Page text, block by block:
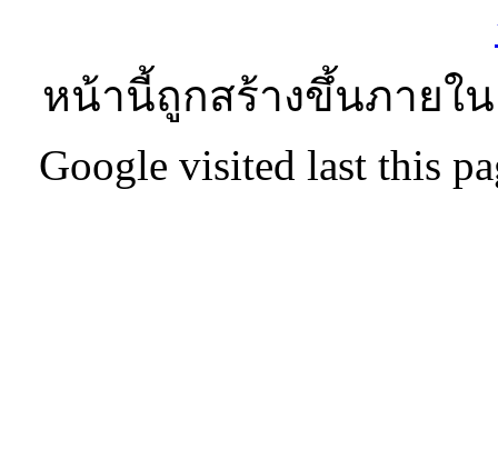
หน้านี้ถูกสร้างขึ้นภายใน
Google visited last this